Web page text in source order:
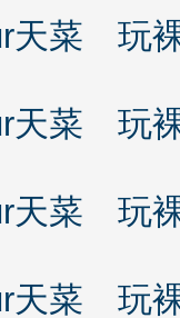
天菜 玩
天菜 玩
天菜 玩
天菜 玩